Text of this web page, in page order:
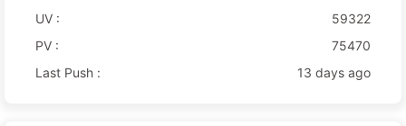
UV :
59322
PV :
75470
Last Push :
13 days ago